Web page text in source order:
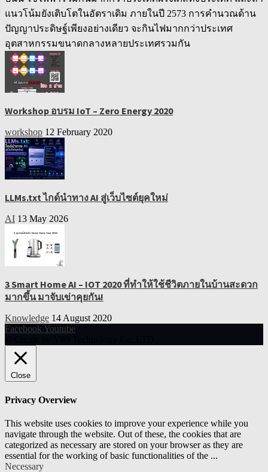
แนวโน้มยังเติบโตในอัตราเดิม ภายในปี 2573 การคำนวณด้าน
ปัญญาประดิษฐ์เพียงอย่างเดียว จะกินไฟมากกว่าประเทศ
อุตสาหกรรมขนาดกลางหลายประเทศรวมกัน
Workshop อบรม IoT – Zero Energy 2020
workshop 12 February 2020
LLMs.txt ไกด์นำทาง AI สู่เว็บไซต์ยุคใหม่
AI 13 May 2026
3 Smart Home AI – IOT 2020 ที่ทำให้ใช้ชีวิตภายในบ้านสะดวก
มากขึ้น มาจับเข่าคุยกัน!
Knowledge 14 August 2020
Facebook Youtube
Close
Privacy Overview
This website uses cookies to improve your experience while you
navigate through the website. Out of these, the cookies that are
categorized as necessary are stored on your browser as they are
essential for the working of basic functionalities of the ...
Necessary